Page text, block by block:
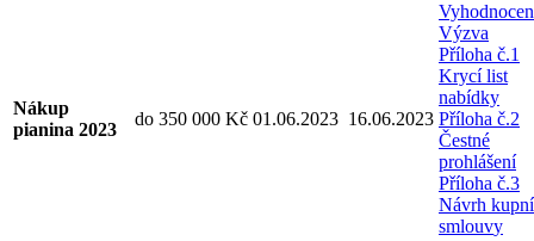
Nákup
pianina 2023
do 350 000 Kč 01.06.2023 16.06.2023
Výzva
Příloha č.1
Krycí list
nabídky
Příloha č.2
Čestné
prohlášení
Příloha č.3
Návrh kupní
smlouvy